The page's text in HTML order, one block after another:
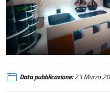
Vancouver, webinar su "Sicurezza
Data pubblicazione:23 Marzo